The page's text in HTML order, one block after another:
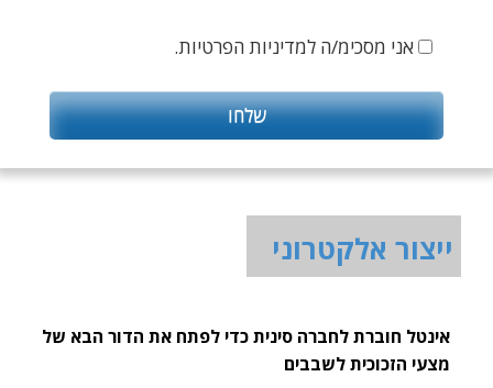
אני מסכימ/ה למדיניות הפרטיות.
ייצור אלקטרוני
אינטל חוברת לחברה סינית כדי לפתח את הדור הבא של
מצעי הזכוכית לשבבים